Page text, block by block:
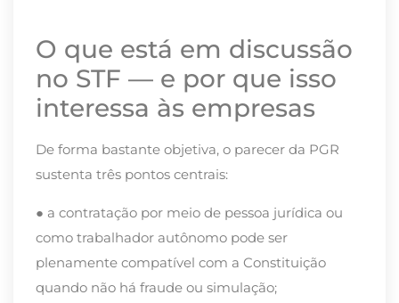
O que está em discussão
no STF — e por que isso
interessa às empresas
De forma bastante objetiva, o parecer da PGR
sustenta três pontos centrais:
● a contratação por meio de pessoa jurídica ou
como trabalhador autônomo pode ser
plenamente compatível com a Constituição
quando não há fraude ou simulação;